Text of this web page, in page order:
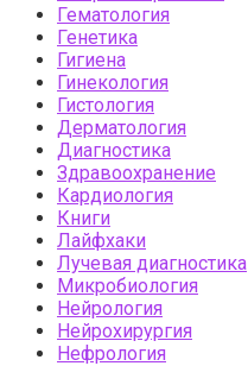
Гематология
Генетика
Гигиена
Гинекология
Гистология
Дерматология
Диагностика
Здравоохранение
Кардиология
Книги
Лайфхаки
Лучевая диагностика
Микробиология
Нейрология
Нейрохирургия
Нефрология